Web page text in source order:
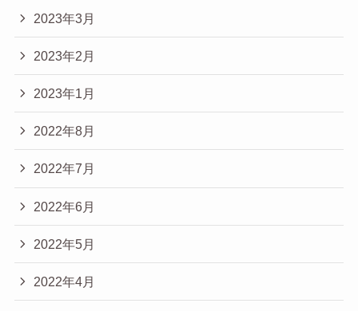
2023年3月
2023年2月
2023年1月
2022年8月
2022年7月
2022年6月
2022年5月
2022年4月